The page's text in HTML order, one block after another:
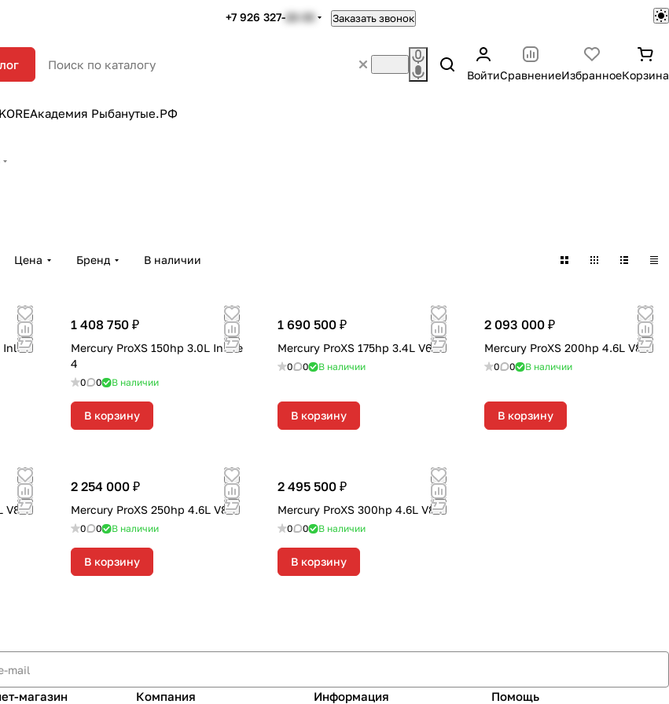
+7 926 327-22-33 Заказать звонок
ВойтиСравнениеИзбранноеКорзина
Академия Рыбанутые.РФ
Цена Бренд В наличии
Inline
1 408 750 ₽
Mercury ProXS 150hp 3.0L Inline
4
0 0 В наличии
В корзину
1 690 500 ₽
Mercury ProXS 175hp 3.4L V6
0 0 В наличии
В корзину
2 093 000 ₽
Mercury ProXS 200hp 4.6L V8
0 0 В наличии
В корзину
V8
2 254 000 ₽
Mercury ProXS 250hp 4.6L V8
0 0 В наличии
В корзину
2 495 500 ₽
Mercury ProXS 300hp 4.6L V8
0 0 В наличии
В корзину
магазин Компания Информация Помощь